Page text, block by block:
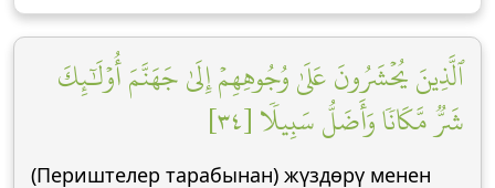
ٱلَّذِينَ يُحۡشَرُونَ عَلَىٰ وُجُوهِهِمۡ إِلَىٰ جَهَنَّمَ أُوْلَٰٓئِكَ
شَرّٞ مَّكَانٗا وَأَضَلُّ سَبِيلٗا [٣٤]
(Периштелер тарабынан) жүздөрү менен